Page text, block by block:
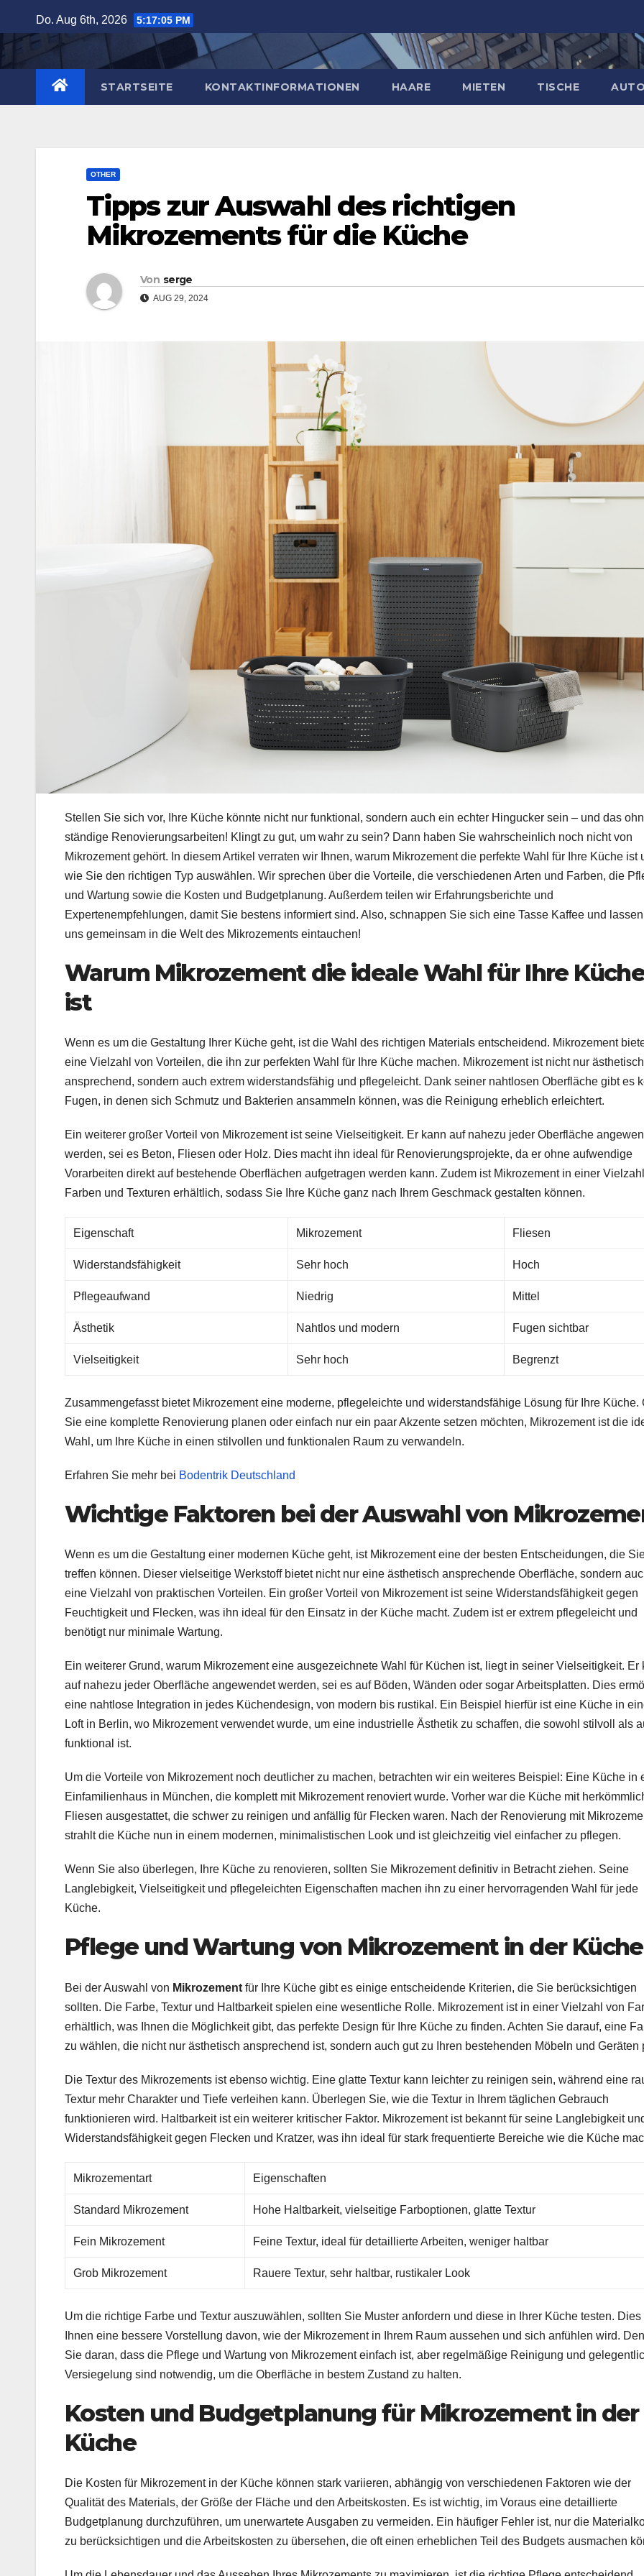
Inhalt
springen
Do. Aug 6th, 2026 5:17:06 PM
STARTSEITE KONTAKTINFORMATIONEN HAARE MIETEN TISCHE AUTO
OTHER
Tipps zur Auswahl des richtigen
Mikrozements für die Küche
Von serge
AUG 29, 2024
Stellen Sie sich vor, Ihre Küche könnte nicht nur funktional, sondern auch ein echter Hingucker sein – und das
ständige Renovierungsarbeiten! Klingt zu gut, um wahr zu sein? Dann haben Sie wahrscheinlich noch nicht von
Mikrozement gehört. In diesem Artikel verraten wir Ihnen, warum Mikrozement die perfekte Wahl für Ihre Küche ist
wie Sie den richtigen Typ auswählen. Wir sprechen über die Vorteile, die verschiedenen Arten und Farben, die
und Wartung sowie die Kosten und Budgetplanung. Außerdem teilen wir Erfahrungsberichte und
Expertenempfehlungen, damit Sie bestens informiert sind. Also, schnappen Sie sich eine Tasse Kaffee und
uns gemeinsam in die Welt des Mikrozements eintauchen!
Warum Mikrozement die ideale Wahl für Ihre
ist
Wenn es um die Gestaltung Ihrer Küche geht, ist die Wahl des richtigen Materials entscheidend. Mikrozement
eine Vielzahl von Vorteilen, die ihn zur perfekten Wahl für Ihre Küche machen. Mikrozement ist nicht nur ästhetisch
ansprechend, sondern auch extrem widerstandsfähig und pflegeleicht. Dank seiner nahtlosen Oberfläche gibt es
Fugen, in denen sich Schmutz und Bakterien ansammeln können, was die Reinigung erheblich erleichtert.
Ein weiterer großer Vorteil von Mikrozement ist seine Vielseitigkeit. Er kann auf nahezu jeder Oberfläche
werden, sei es Beton, Fliesen oder Holz. Dies macht ihn ideal für Renovierungsprojekte, da er ohne aufwendige
Vorarbeiten direkt auf bestehende Oberflächen aufgetragen werden kann. Zudem ist Mikrozement in einer
Farben und Texturen erhältlich, sodass Sie Ihre Küche ganz nach Ihrem Geschmack gestalten können.
Eigenschaft Mikrozement Fliesen
Widerstandsfähigkeit Sehr hoch Hoch
Pflegeaufwand Niedrig Mittel
Ästhetik Nahtlos und modern Fugen sichtbar
Vielseitigkeit Sehr hoch Begrenzt
Zusammengefasst bietet Mikrozement eine moderne, pflegeleichte und widerstandsfähige Lösung für Ihre Küche.
Sie eine komplette Renovierung planen oder einfach nur ein paar Akzente setzen möchten, Mikrozement ist die
Wahl, um Ihre Küche in einen stilvollen und funktionalen Raum zu verwandeln.
Erfahren Sie mehr bei Bodentrik Deutschland
Wichtige Faktoren bei der Auswahl von
Wenn es um die Gestaltung einer modernen Küche geht, ist Mikrozement eine der besten Entscheidungen, die
treffen können. Dieser vielseitige Werkstoff bietet nicht nur eine ästhetisch ansprechende Oberfläche, sondern
eine Vielzahl von praktischen Vorteilen. Ein großer Vorteil von Mikrozement ist seine Widerstandsfähigkeit gegen
Feuchtigkeit und Flecken, was ihn ideal für den Einsatz in der Küche macht. Zudem ist er extrem pflegeleicht und
benötigt nur minimale Wartung.
Ein weiterer Grund, warum Mikrozement eine ausgezeichnete Wahl für Küchen ist, liegt in seiner Vielseitigkeit. Er
auf nahezu jeder Oberfläche angewendet werden, sei es auf Böden, Wänden oder sogar Arbeitsplatten. Dies
eine nahtlose Integration in jedes Küchendesign, von modern bis rustikal. Ein Beispiel hierfür ist eine Küche in
Loft in Berlin, wo Mikrozement verwendet wurde, um eine industrielle Ästhetik zu schaffen, die sowohl stilvoll als
funktional ist.
Um die Vorteile von Mikrozement noch deutlicher zu machen, betrachten wir ein weiteres Beispiel: Eine Küche in
Einfamilienhaus in München, die komplett mit Mikrozement renoviert wurde. Vorher war die Küche mit
Fliesen ausgestattet, die schwer zu reinigen und anfällig für Flecken waren. Nach der Renovierung mit
strahlt die Küche nun in einem modernen, minimalistischen Look und ist gleichzeitig viel einfacher zu pflegen.
Wenn Sie also überlegen, Ihre Küche zu renovieren, sollten Sie Mikrozement definitiv in Betracht ziehen. Seine
Langlebigkeit, Vielseitigkeit und pflegeleichten Eigenschaften machen ihn zu einer hervorragenden Wahl für jede
Küche.
Pflege und Wartung von Mikrozement in der Küche
Bei der Auswahl von Mikrozement für Ihre Küche gibt es einige entscheidende Kriterien, die Sie berücksichtigen
sollten. Die Farbe, Textur und Haltbarkeit spielen eine wesentliche Rolle. Mikrozement ist in einer Vielzahl von
erhältlich, was Ihnen die Möglichkeit gibt, das perfekte Design für Ihre Küche zu finden. Achten Sie darauf, eine
zu wählen, die nicht nur ästhetisch ansprechend ist, sondern auch gut zu Ihren bestehenden Möbeln und Geräten
Die Textur des Mikrozements ist ebenso wichtig. Eine glatte Textur kann leichter zu reinigen sein, während eine
Textur mehr Charakter und Tiefe verleihen kann. Überlegen Sie, wie die Textur in Ihrem täglichen Gebrauch
funktionieren wird. Haltbarkeit ist ein weiterer kritischer Faktor. Mikrozement ist bekannt für seine Langlebigkeit
Widerstandsfähigkeit gegen Flecken und Kratzer, was ihn ideal für stark frequentierte Bereiche wie die Küche
Mikrozementart Eigenschaften
Standard Mikrozement Hohe Haltbarkeit, vielseitige Farboptionen, glatte Textur
Fein Mikrozement Feine Textur, ideal für detaillierte Arbeiten, weniger haltbar
Grob Mikrozement Rauere Textur, sehr haltbar, rustikaler Look
Um die richtige Farbe und Textur auszuwählen, sollten Sie Muster anfordern und diese in Ihrer Küche testen. Dies
Ihnen eine bessere Vorstellung davon, wie der Mikrozement in Ihrem Raum aussehen und sich anfühlen wird.
Sie daran, dass die Pflege und Wartung von Mikrozement einfach ist, aber regelmäßige Reinigung und
Versiegelung sind notwendig, um die Oberfläche in bestem Zustand zu halten.
Kosten und Budgetplanung für Mikrozement in der
Küche
Die Kosten für Mikrozement in der Küche können stark variieren, abhängig von verschiedenen Faktoren wie der
Qualität des Materials, der Größe der Fläche und den Arbeitskosten. Es ist wichtig, im Voraus eine detaillierte
Budgetplanung durchzuführen, um unerwartete Ausgaben zu vermeiden. Ein häufiger Fehler ist, nur die
zu berücksichtigen und die Arbeitskosten zu übersehen, die oft einen erheblichen Teil des Budgets ausmachen